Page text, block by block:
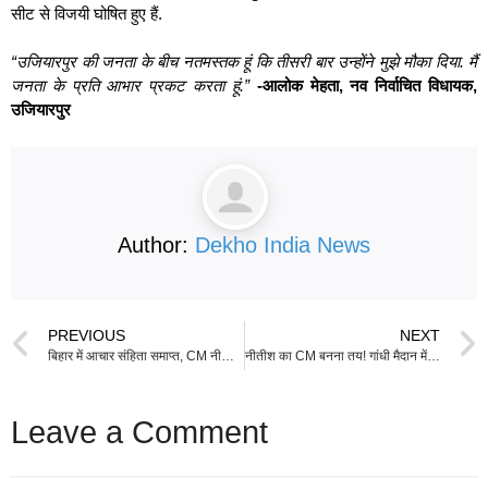
सीट से विजयी घोषित हुए हैं.
“उजियारपुर की जनता के बीच नतमस्तक हूं कि तीसरी बार उन्होंने मुझे मौका दिया. मैं
जनता के प्रति आभार प्रकट करता हूं.”-आलोक मेहता, नव निर्वाचित विधायक,
उजियारपुर
Author: Dekho India News
PREVIOUS NEXT
नीतीश का CM बनना तय! गांधी मैदान में नई सरकार का शपथ ग्रहण समारोह, PM मोदी भी होंगे शामिल
Leave a Comment